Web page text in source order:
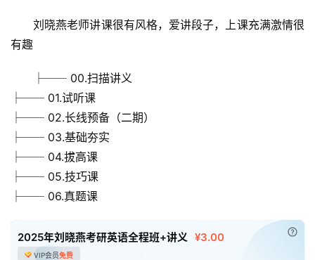
页
刘晓燕老师讲课很有风格，爱讲段子，上课充满激情很
有趣
├── 00.扫描讲义
├── 01.试听课
├── 02.长线预备（二期）
├── 03.基础夯实
├── 04.拔高课
├── 05.技巧课
├── 06.真题课
2025年刘晓燕考研英语全程班+讲义 ¥3.00
VIP会员免费